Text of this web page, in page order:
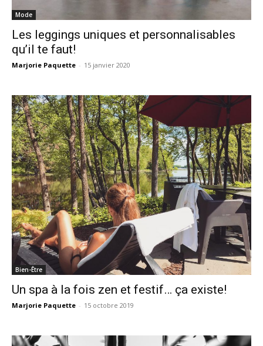
Mode
Les leggings uniques et personnalisables
qu’il te faut!
Marjorie Paquette - 15 janvier 2020
Bien-Être
Un spa à la fois zen et festif… ça existe!
Marjorie Paquette - 15 octobre 2019